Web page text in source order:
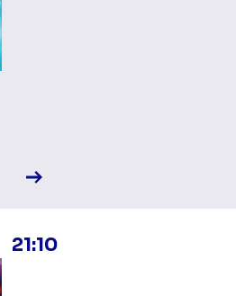
Voir la fiche diffusion
21:10